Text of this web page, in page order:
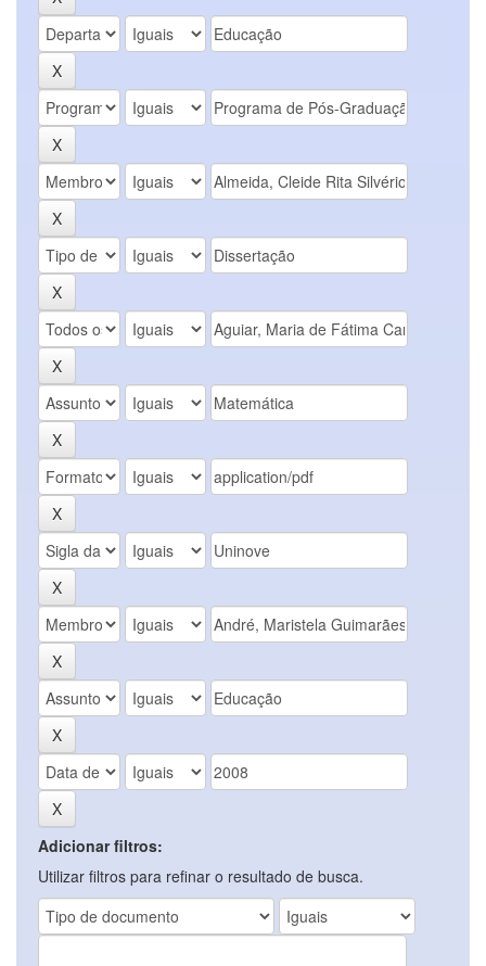
Adicionar filtros:
Utilizar filtros para refinar o resultado de busca.